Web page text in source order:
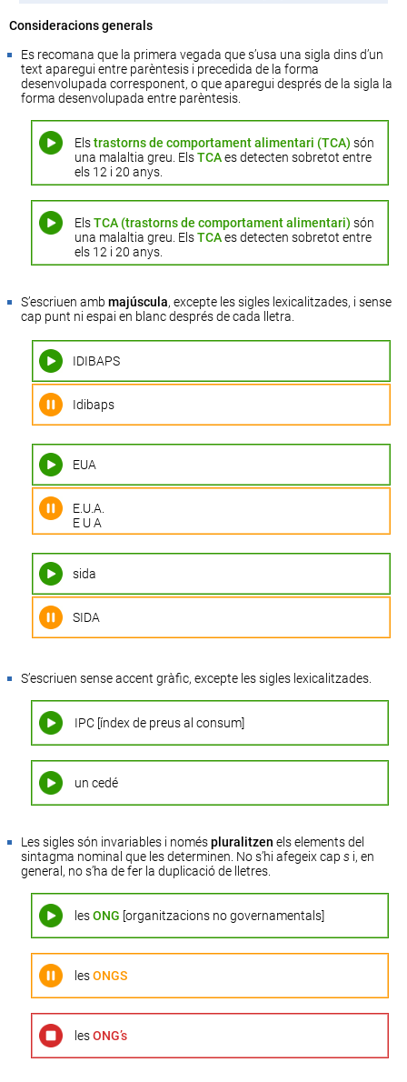
Consideracions generals
Es recomana que la primera vegada que s’usa una sigla dins d’un
text aparegui entre parèntesis i precedida de la forma
desenvolupada corresponent, o que aparegui després de la sigla la
forma desenvolupada entre parèntesis.
Elstrastorns de comportament alimentari (TCA) són
una malaltia greu. ElsTCAes detecten sobretot entre
els 12 i 20 anys.
ElsTCA (trastorns de comportament alimentari) són
una malaltia greu. ElsTCAes detecten sobretot entre
els 12 i 20 anys.
S’escriuen amb majúscula, excepte les sigles lexicalitzades, i sense
cap punt ni espai en blanc després de cada lletra.
IDIBAPS
Idibaps
EUA
E.U.A.
E U A
sida
SIDA
S’escriuen sense accent gràfic, excepte les sigles lexicalitzades.
IPC [índex de preus al consum]
un cedé
Les sigles són invariables i noméspluralitzen els elements del
sintagma nominal que les determinen. No s’hi afegeix cap s i, en
general, no s’ha de fer la duplicació de lletres.
lesONG [organitzacions no governamentals]
lesONGS
lesONG’s